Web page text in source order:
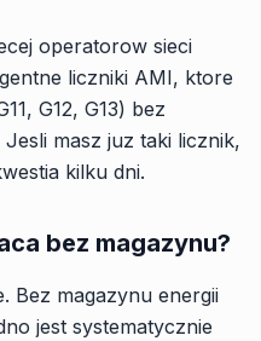
operatorow sieci
liczniki AMI, ktore
G12, G13) bez
masz juz taki licznik,
kilku dni.
bez magazynu?
Bez magazynu energii
jest systematycznie